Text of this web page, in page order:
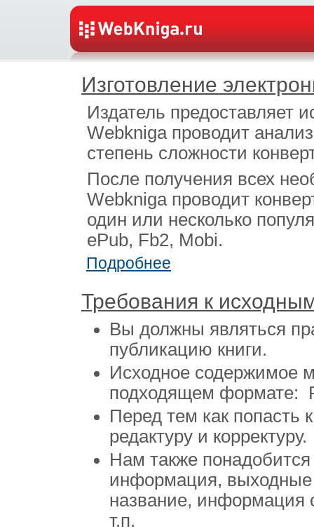
Изготовление
Издатель предоставляет
Webkniga проводит
степень сложности
После получения всех
Webkniga проводит
один или несколько
ePub, Fb2, Mobi.
Подробнее
Требования к
Вы должны являться
публикацию книги.
Исходное содержимое
подходящем формате:
Перед тем как попасть
редактуру и корректуру.
Нам также
информация, выходные
название, информация
т.п.